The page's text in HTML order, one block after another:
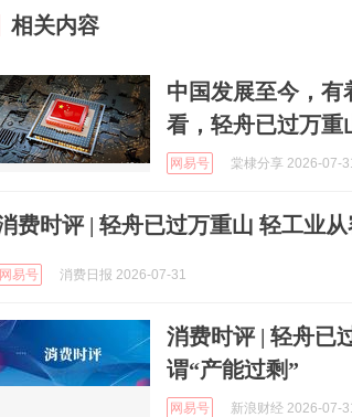
相关内容
中国发展至今，有
看，轻舟已过万重
网易号 棠棣分享 2026-07-
消费时评 | 轻舟
网易号 消费日报 2026-07-31
消费时评 | 轻舟已过万重山 轻
谓“产能过剩”
网易号 新浪财经 2026-07-